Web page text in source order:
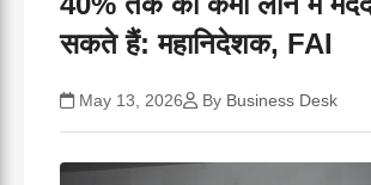
सकते हैं: महानिदेशक, FAI
May 13, 2026 By Business Desk